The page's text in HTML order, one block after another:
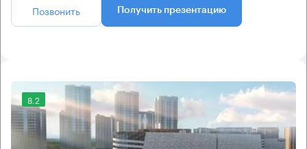
Позвонить Получить презентацию
8.2